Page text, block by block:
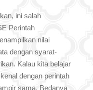
ini salah
Perintah
nilai
dengan syarat-
Kalau kita belajar
dengan perintah
sama. Bedanya